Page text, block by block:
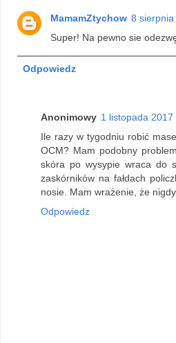
MamamZtychow 8
Super! Na pewno sie
Odpowiedz
Anonimowy 1 listopada 2017
Ile razy w tygodniu robić
OCM? Mam podobny
skóra po wysypie wraca do
zaskórników na fałdach
nosie. Mam wrażenie, że
Odpowiedz